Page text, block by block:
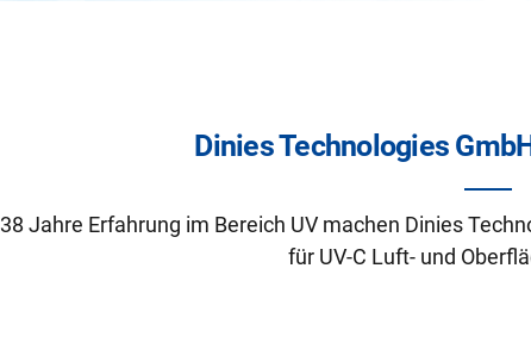
Dinies Technologies
38 Jahre Erfahrung im Bereich UV machen Dinies
für UV-C Luft- und